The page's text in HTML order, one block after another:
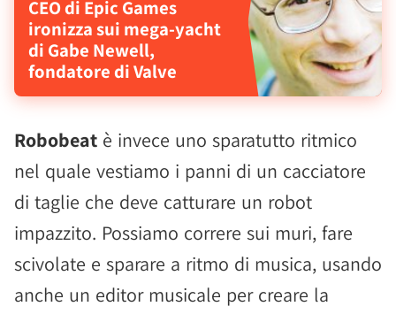
CEO di Epic Games
ironizza sui mega-yacht
di Gabe Newell,
fondatore di Valve
Robobeat è invece uno sparatutto ritmico
nel quale vestiamo i panni di un cacciatore
di taglie che deve catturare un robot
impazzito. Possiamo correre sui muri, fare
scivolate e sparare a ritmo di musica, usando
anche un editor musicale per creare la